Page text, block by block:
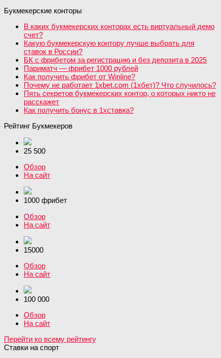
Букмекерские конторы
В каких букмекерских конторах есть виртуальный демо
счет?
Какую букмекерскую контору лучше выбрать для
ставок в России?
БК с фрибетом за регистрацию и без депозита в 2025
Париматч — фрибет 1000 рублей
Как получить фрибет от Winline?
Почему не работает 1xbet.com (1хбет)? Что случилось?
Пять секретов букмекерских контор, о которых никто не
расскажет
Как получить бонус в 1хставка?
Рейтинг Букмекеров
25 500
Обзор
На сайт
1000 фрибет
Обзор
На сайт
15000
Обзор
На сайт
100 000
Обзор
На сайт
Перейти ко всему рейтингу
Ставки на спорт